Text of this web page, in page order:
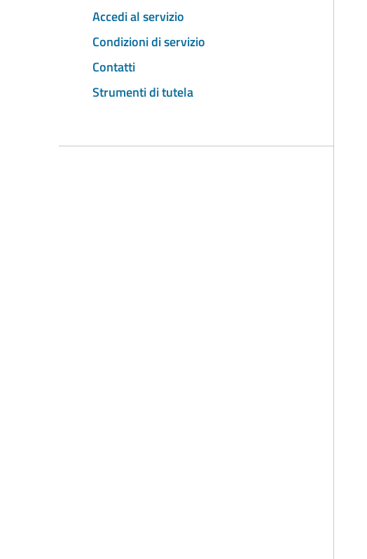
Accedi al servizio
Condizioni di servizio
Contatti
Strumenti di tutela